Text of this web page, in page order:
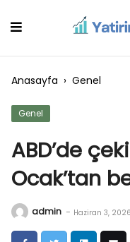
Anasayfa › Genel
Genel
ABD’de
Ocak’tan
admin - Haziran 3, 2026